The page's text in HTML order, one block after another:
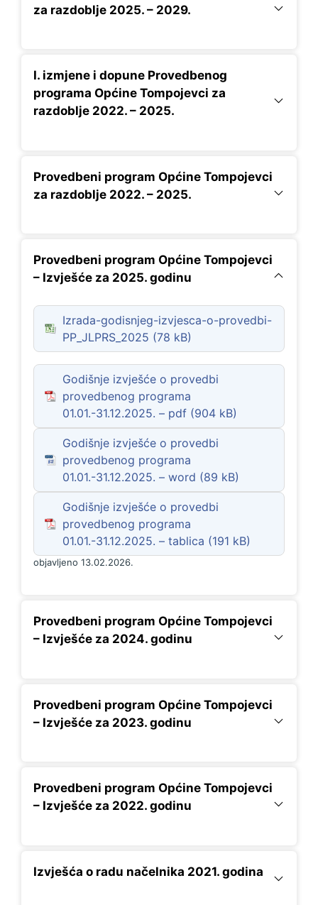
za razdoblje 2025. – 2029.
I. izmjene i dopune Provedbenog
programa Općine Tompojevci za
razdoblje 2022. – 2025.
Provedbeni program Općine Tompojevci
za razdoblje 2022. – 2025.
Provedbeni program Općine Tompojevci
– Izvješće za 2025. godinu
Izrada-godisnjeg-izvjesca-o-provedbi-
PP_JLPRS_2025
Godišnje izvješće o provedbi
provedbenog programa
01.01.-31.12.2025. – pdf
Godišnje izvješće o provedbi
provedbenog programa
01.01.-31.12.2025. – word
Godišnje izvješće o provedbi
provedbenog programa
01.01.-31.12.2025. – tablica
objavljeno 13.02.2026.
Provedbeni program Općine Tompojevci
– Izvješće za 2024. godinu
Provedbeni program Općine Tompojevci
– Izvješće za 2023. godinu
Provedbeni program Općine Tompojevci
– Izvješće za 2022. godinu
Izvješća o radu načelnika 2021. godina